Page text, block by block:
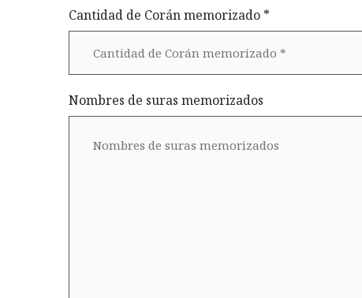
Cantidad de Corán memorizado *
Nombres de suras memorizados